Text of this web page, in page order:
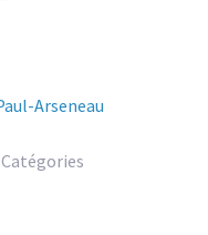
Arseneau
Catégories